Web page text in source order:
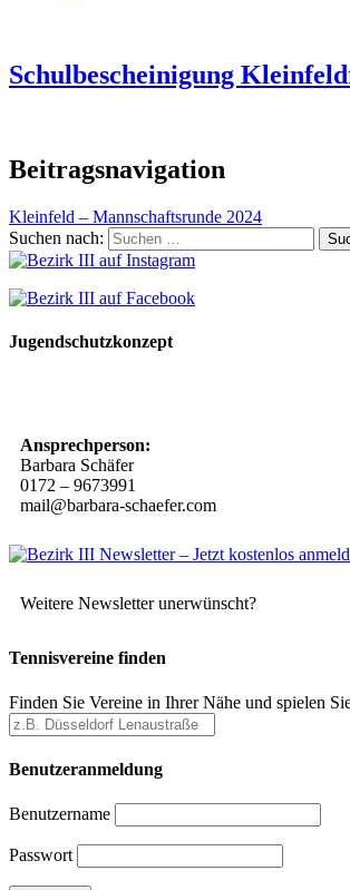
Schulbescheinigung
Beitragsnavigation
Kleinfeld – Mannschaftsrunde 2024
Suchen nach:
Jugendschutzkonzept
Ansprechperson:
Barbara Schäfer
0172 – 9673991
mail@barbara-schaefer.com
Weitere Newsletter unerwünscht?
Tennisvereine finden
Finden Sie Vereine in Ihrer Nähe und spielen
Benutzeranmeldung
Benutzername
Passwort